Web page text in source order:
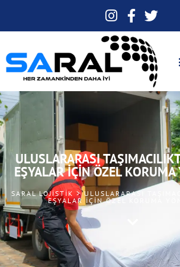
ULUSLARARASI
EŞYALAR İÇIN ÖZEL
SARAL LOJISTIK > ULUSLARARASI
EŞYALAR İÇIN ÖZEL KORUMA